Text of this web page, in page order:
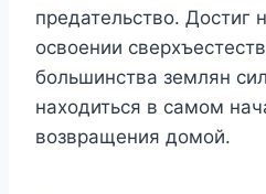
предательство. Достиг
освоении
большинства землян
находиться в самом
возвращения домой.